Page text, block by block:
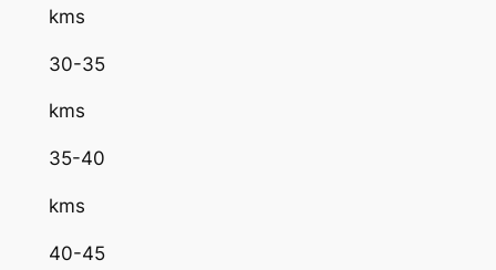
kms
30-35
kms
35-40
kms
40-45